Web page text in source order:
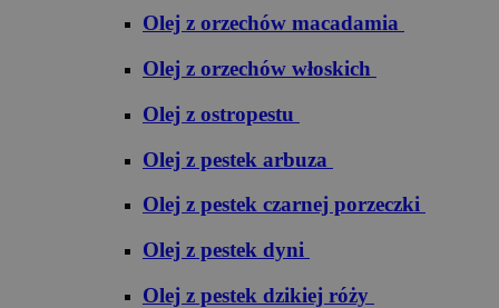
Olej z orzechów macadamia
Olej z orzechów włoskich
Olej z ostropestu
Olej z pestek arbuza
Olej z pestek czarnej porzeczki
Olej z pestek dyni
Olej z pestek dzikiej róży